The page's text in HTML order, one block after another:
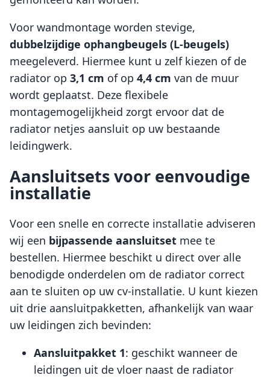
Voor wandmontage worden stevige,
dubbelzijdige ophangbeugels (L-beugels)
meegeleverd. Hiermee kunt u zelf kiezen of de
radiator op 3,1 cm of op 4,4 cm van de muur
wordt geplaatst. Deze flexibele
montagemogelijkheid zorgt ervoor dat de
radiator netjes aansluit op uw bestaande
leidingwerk.
Aansluitsets voor eenvoudige
installatie
Voor een snelle en correcte installatie adviseren
wij een bijpassende aansluitset mee te
bestellen. Hiermee beschikt u direct over alle
benodigde onderdelen om de radiator correct
aan te sluiten op uw cv-installatie. U kunt kiezen
uit drie aansluitpakketten, afhankelijk van waar
uw leidingen zich bevinden:
Aansluitpakket 1: geschikt wanneer de
leidingen uit de vloer naast de radiator